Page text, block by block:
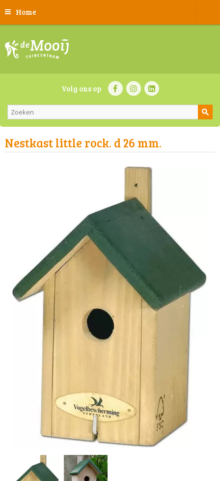
Home
Volg ons op
Nestkast little rock. d 26 mm.